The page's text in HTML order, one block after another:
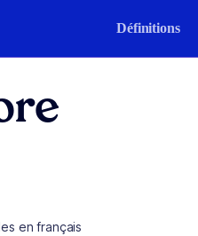
Définitions
en français